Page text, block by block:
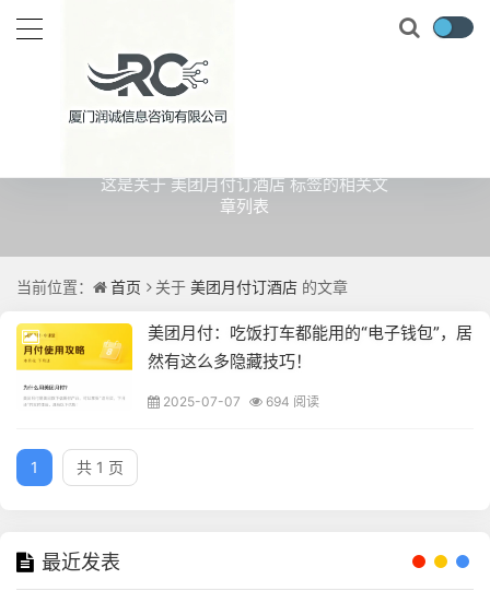
关于美团月付订酒店
这是关于 美团月付订酒店 标签的相关文
章列表
当前位置： 首页 关于 美团月付订酒店 的文章
美团月付：吃饭打车都能用的“电子钱包”，居
然有这么多隐藏技巧！
2025-07-07 694 阅读
1 共 1 页
最近发表